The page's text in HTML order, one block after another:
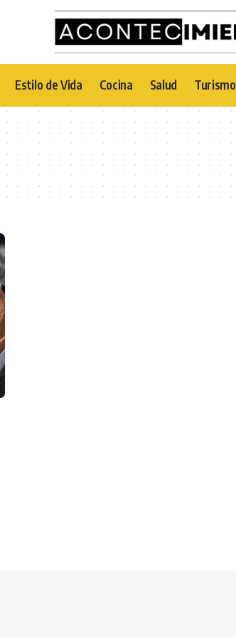
Estilo de Vida Cocina Salud Turismo